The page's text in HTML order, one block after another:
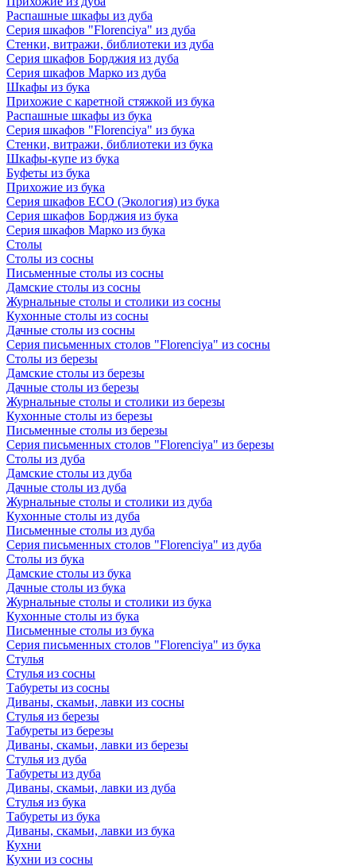
Распашные шкафы из дуба
Серия шкафов "Florenciya" из дуба
Стенки, витражи, библиотеки из дуба
Серия шкафов Борджия из дуба
Серия шкафов Марко из дуба
Шкафы из бука
Прихожие с каретной стяжкой из бука
Распашные шкафы из бука
Серия шкафов "Florenciya" из бука
Стенки, витражи, библиотеки из бука
Шкафы-купе из бука
Буфеты из бука
Прихожие из бука
Серия шкафов ECO (Экология) из бука
Серия шкафов Борджия из бука
Серия шкафов Марко из бука
Столы
Столы из сосны
Письменные столы из сосны
Дамские столы из сосны
Журнальные столы и столики из сосны
Кухонные столы из сосны
Дачные столы из сосны
Серия письменных столов "Florenciya" из сосны
Столы из березы
Дамские столы из березы
Дачные столы из березы
Журнальные столы и столики из березы
Кухонные столы из березы
Письменные столы из березы
Серия письменных столов "Florenciya" из березы
Столы из дуба
Дамские столы из дуба
Дачные столы из дуба
Журнальные столы и столики из дуба
Кухонные столы из дуба
Письменные столы из дуба
Серия письменных столов "Florenciya" из дуба
Столы из бука
Дамские столы из бука
Дачные столы из бука
Журнальные столы и столики из бука
Кухонные столы из бука
Письменные столы из бука
Серия письменных столов "Florenciya" из бука
Стулья
Стулья из сосны
Табуреты из сосны
Диваны, скамьи, лавки из сосны
Стулья из березы
Табуреты из березы
Диваны, скамьи, лавки из березы
Стулья из дуба
Табуреты из дуба
Диваны, скамьи, лавки из дуба
Стулья из бука
Табуреты из бука
Диваны, скамьи, лавки из бука
Кухни
Кухни из сосны